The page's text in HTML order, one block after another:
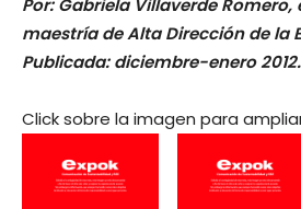
Por: Gabriela Villaverde
maestría de Alta Dirección de la
Publicada: diciembre-enero 2012.
Click sobre la imagen para